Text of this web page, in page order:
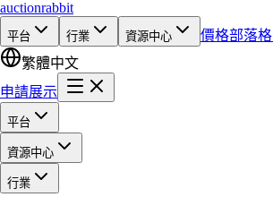
auctionrabbit
平台 行業 資源中心 價格部落格
繁體中文
申請展示
平台
資源中心
行業